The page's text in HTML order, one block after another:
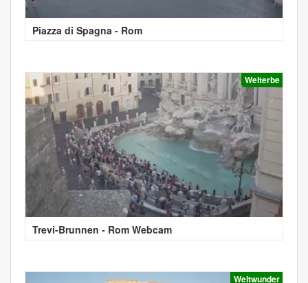
Piazza di Spagna - Rom
Welterbe
Trevi-Brunnen - Rom Webcam
Weltwunder